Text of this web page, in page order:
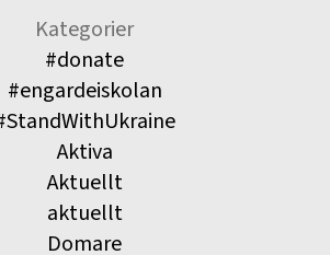
Kategorier
#donate
#engardeiskolan
Aktiva
Aktuellt
aktuellt
Domare